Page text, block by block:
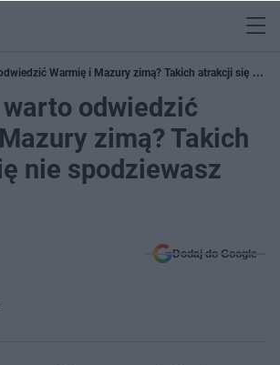
Warmię i Mazury zimą? Takich atrakcji się nie
odwiedzić
zimą? Takich
nie spodziewasz
Dodaj do Google